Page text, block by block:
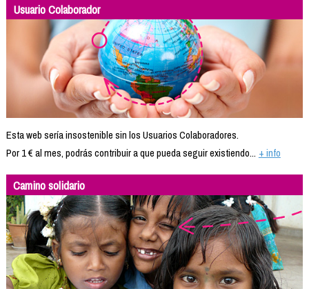
Usuario Colaborador
Esta web sería insostenible sin los Usuarios Colaboradores.
Por 1 € al mes, podrás contribuir a que pueda seguir existiendo... + info
Camino solidario